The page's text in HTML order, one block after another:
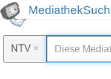
NTV ×